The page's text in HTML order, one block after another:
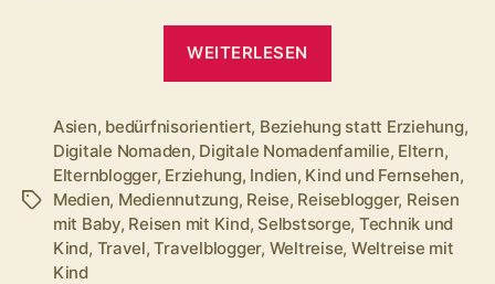
WEITERLESEN
ans
Tablet
darf
und
trotzdem
Schlagwörter
Asien, bedürfnisorientiert, Beziehung statt Erziehung,
Digitale Nomaden, Digitale Nomadenfamilie, Eltern,
Elternblogger, Erziehung, Indien, Kind und Fernsehen,
Medien, Mediennutzung, Reise, Reiseblogger, Reisen
mit Baby, Reisen mit Kind, Selbstsorge, Technik und
Kind, Travel,Travelblogger, Weltreise, Weltreise mit
Kind